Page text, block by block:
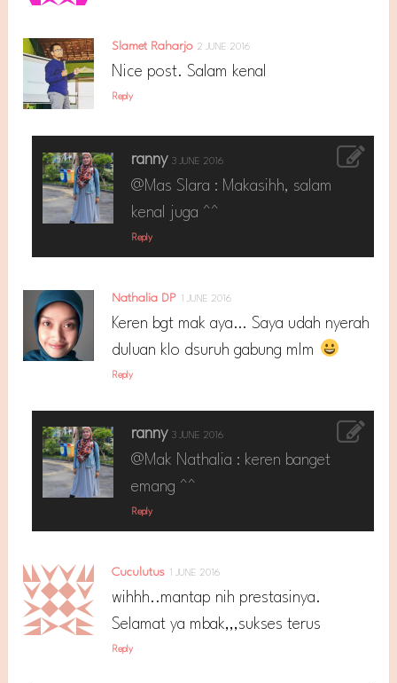
Slamet Raharjo 2 JUNE 2016
Nice post. Salam kenal
Reply
ranny 3 JUNE 2016
@Mas Slara : Makasihh, salam
kenal juga ^^
Reply
Nathalia DP 1 JUNE 2016
Keren bgt mak aya… Saya udah nyerah
duluan klo dsuruh gabung mlm
Reply
ranny 3 JUNE 2016
@Mak Nathalia : keren banget
emang ^^
Reply
Cuculutus 1 JUNE 2016
wihhh..mantap nih prestasinya.
Selamat ya mbak,,,sukses terus
Reply